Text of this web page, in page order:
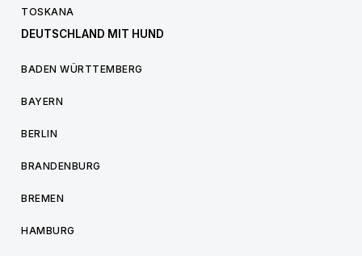
TOSKANA
DEUTSCHLAND MIT HUND
BADEN WÜRTTEMBERG
BAYERN
BERLIN
BRANDENBURG
BREMEN
HAMBURG